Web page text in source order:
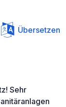
Übersetzen
Sehr